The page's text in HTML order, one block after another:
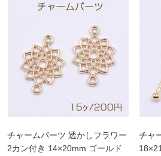
チャームパーツ 透かしフラワー
2カン付き 14×20mm ゴールド
チャ